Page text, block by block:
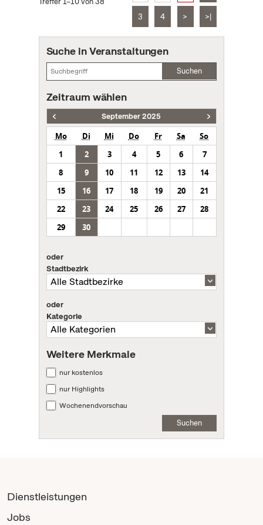
3 4 > >|
Suche in Veranstaltungen
Suchen
Zeitraum wählen
September 2025
Mo Di Mi Do Fr Sa
So
1
2 3 4 5 6
7
8
9 10 11 12 13
14
15
16 17 18 19 20
21
22
23 24 25 26 27
28
29
30
oder
Stadtbezirk
oder
Kategorie
Weitere Merkmale
nur kostenlos
nur Highlights
Wochenendvorschau
Suchen
Dienstleistungen
Jobs